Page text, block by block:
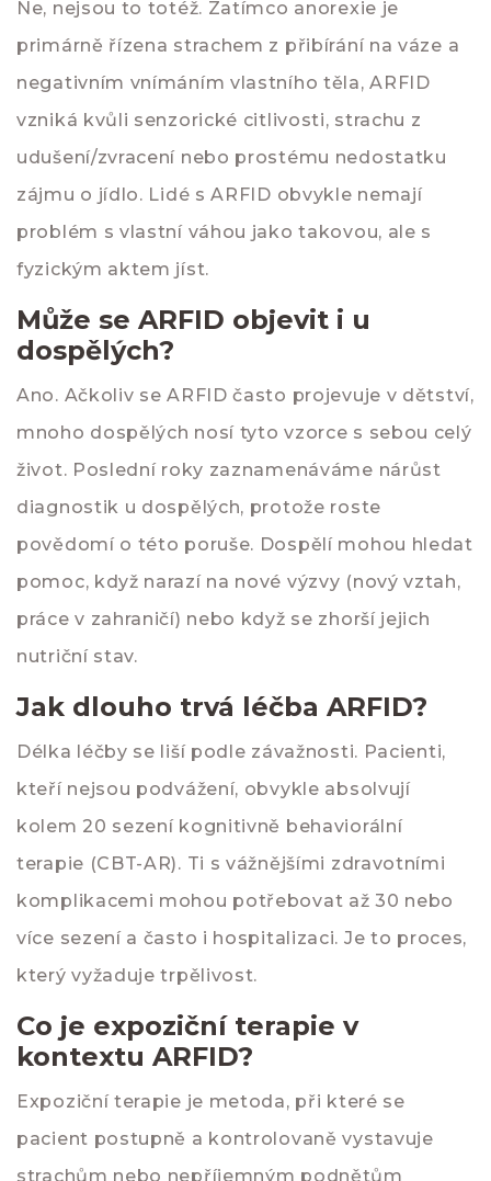
Ne, nejsou to totéž. Zatímco anorexie je
primárně řízena strachem z přibírání na váze a
negativním vnímáním vlastního těla, ARFID
vzniká kvůli senzorické citlivosti, strachu z
udušení/zvracení nebo prostému nedostatku
zájmu o jídlo. Lidé s ARFID obvykle nemají
problém s vlastní váhou jako takovou, ale s
fyzickým aktem jíst.
Může se ARFID objevit i u
dospělých?
Ano. Ačkoliv se ARFID často projevuje v dětství,
mnoho dospělých nosí tyto vzorce s sebou celý
život. Poslední roky zaznamenáváme nárůst
diagnostik u dospělých, protože roste
povědomí o této poruše. Dospělí mohou hledat
pomoc, když narazí na nové výzvy (nový vztah,
práce v zahraničí) nebo když se zhorší jejich
nutriční stav.
Jak dlouho trvá léčba ARFID?
Délka léčby se liší podle závažnosti. Pacienti,
kteří nejsou podvážení, obvykle absolvují
kolem 20 sezení kognitivně behaviorální
terapie (CBT-AR). Ti s vážnějšími zdravotními
komplikacemi mohou potřebovat až 30 nebo
více sezení a často i hospitalizaci. Je to proces,
který vyžaduje trpělivost.
Co je expoziční terapie v
kontextu ARFID?
Expoziční terapie je metoda, při které se
pacient postupně a kontrolovaně vystavuje
strachům nebo nepříjemným podnětům